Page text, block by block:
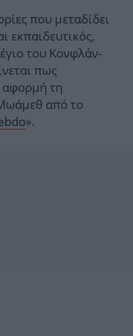
που μεταδίδει
εκπαιδευτικός,
του Κονφλάν-
πως
τη
από το
».